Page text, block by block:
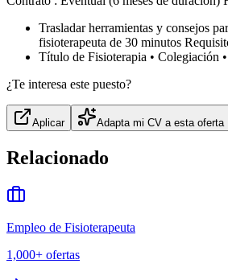
Trasladar herramientas y consejos
fisioterapeuta de 30 minutos
Título de Fisioterapia • Colegiación
¿Te interesa este puesto?
Aplicar Adapta mi CV a esta oferta
Relacionado
Empleo de Fisioterapeuta
1,000+ ofertas